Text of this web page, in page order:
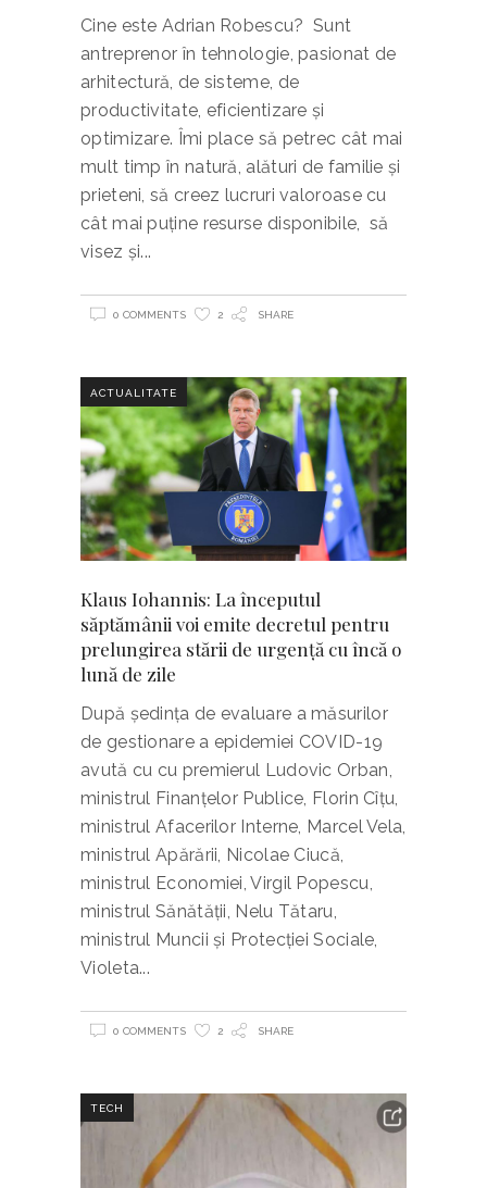
Cine este Adrian Robescu? Sunt
antreprenor în tehnologie, pasionat de
arhitectură, de sisteme, de
productivitate, eficientizare și
optimizare. Îmi place să petrec cât mai
mult timp în natură, alături de familie și
prieteni, să creez lucruri valoroase cu
cât mai puține resurse disponibile, să
visez și
0 COMMENTS 2 SHARE
ACTUALITATE
Klaus Iohannis: La începutul
săptămânii voi emite decretul pentru
prelungirea stării de urgență cu încă o
lună de zile
După şedinţa de evaluare a măsurilor
de gestionare a epidemiei COVID-19
avută cu cu premierul Ludovic Orban,
ministrul Finanţelor Publice, Florin Cîţu,
ministrul Afacerilor Interne, Marcel Vela,
ministrul Apărării, Nicolae Ciucă,
ministrul Economiei, Virgil Popescu,
ministrul Sănătăţii, Nelu Tătaru,
ministrul Muncii şi Protecţiei Sociale,
Violeta
0 COMMENTS 2 SHARE
TECH